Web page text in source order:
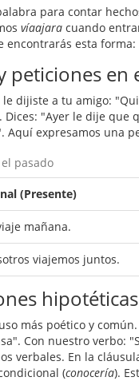
para contar
víaajara cuando
encontrarás esta forma:
peticiones en
dijiste a tu amigo:
Dices: "Ayer le dije que
Aquí expresamos una
pasado
(Presente)
mañana.
viajemos juntos.
más poético y
Con nuestro verbo:
verbales. En la
(conocería).